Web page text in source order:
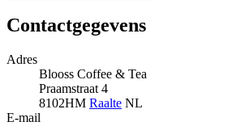
Contactgegevens
Adres
Blooss Coffee & Tea
Praamstraat 4
8102HM Raalte NL
E-mail